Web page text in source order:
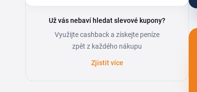
Už vás nebaví hledat slevové kupony?
Využijte cashback a získejte peníze
zpět z každého nákupu
Zjistit více